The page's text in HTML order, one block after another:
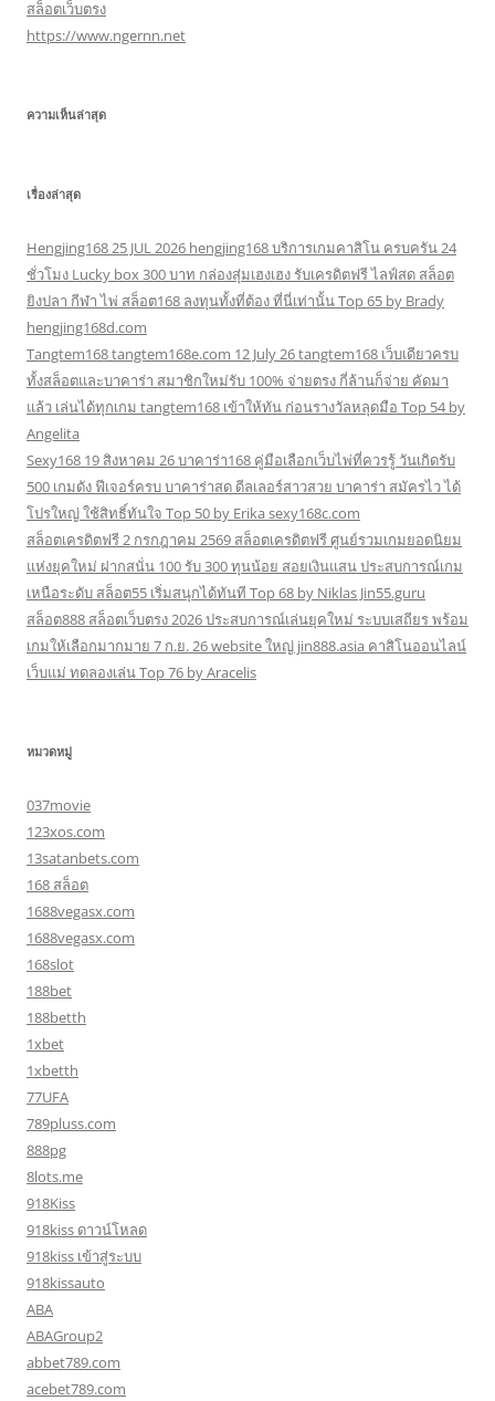
สล็อตเว็บตรง
https://www.ngernn.net
ความเห็นล่าสุด
เรื่องล่าสุด
Hengjing168 25 JUL 2026 hengjing168 บริการเกมคาสิโน ครบครัน 24
ชั่วโมง Lucky box 300 บาท กล่องสุ่มเฮงเฮง รับเครดิตฟรี ไลฟ์สด สล็อต
ยิงปลา กีฬา ไพ่ สล็อต168 ลงทุนทั้งที่ต้อง ที่นี่เท่านั้น Top 65 by Brady
hengjing168d.com
Tangtem168 tangtem168e.com 12 July 26 tangtem168 เว็บเดียวครบ
ทั้งสล็อตและบาคาร่า สมาชิกใหม่รับ 100% จ่ายตรง กี่ล้านก็จ่าย คัดมา
แล้ว เล่นได้ทุกเกม tangtem168 เข้าให้ทัน ก่อนรางวัลหลุดมือ Top 54 by
Angelita
Sexy168 19 สิงหาคม 26 บาคาร่า168 คู่มือเลือกเว็บไพ่ที่ควรรู้ วันเกิดรับ
500 เกมดัง ฟีเจอร์ครบ บาคาร่าสด ดีลเลอร์สาวสวย บาคาร่า สมัครไว ได้
โปรใหญ่ ใช้สิทธิ์ทันใจ Top 50 by Erika sexy168c.com
สล็อตเครดิตฟรี 2 กรกฎาคม 2569 สล็อตเครดิตฟรี ศูนย์รวมเกมยอดนิยม
แห่งยุคใหม่ ฝากสนั่น 100 รับ 300 ทุนน้อย สอยเงินแสน ประสบการณ์เกม
เหนือระดับ สล็อต55 เริ่มสนุกได้ทันที Top 68 by Niklas Jin55.guru
สล็อต888 สล็อตเว็บตรง 2026 ประสบการณ์เล่นยุคใหม่ ระบบเสถียร พร้อม
เกมให้เลือกมากมาย 7 ก.ย. 26 website ใหญ่ jin888.asia คาสิโนออนไลน์
เว็บแม่ ทดลองเล่น Top 76 by Aracelis
หมวดหมู่
037movie
123xos.com
13satanbets.com
168 สล็อต
1688vegasx.com
1688vegasx.com
168slot
188bet
188betth
1xbet
1xbetth
77UFA
789pluss.com
888pg
8lots.me
918Kiss
918kiss ดาวน์โหลด
918kiss เข้าสู่ระบบ
918kissauto
ABA
ABAGroup2
abbet789.com
acebet789.com